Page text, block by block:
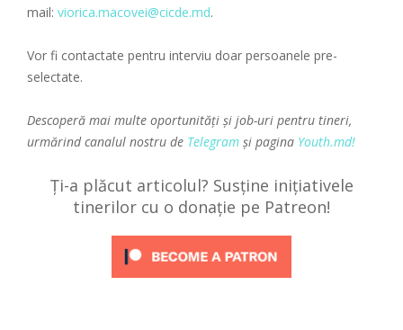
mail: viorica.macovei@cicde.md.
Vor fi contactate pentru interviu doar persoanele pre-
selectate.
Descoperă mai multe oportunități și job-uri pentru tineri,
urmărind canalul nostru de Telegram și pagina Youth.md!
Ți-a plăcut articolul? Susține inițiativele
tinerilor cu o donație pe Patreon!